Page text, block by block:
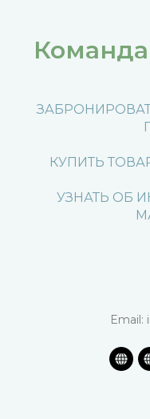
Команда
КУПИТЬ
УЗНАТЬ ОБ
Email: